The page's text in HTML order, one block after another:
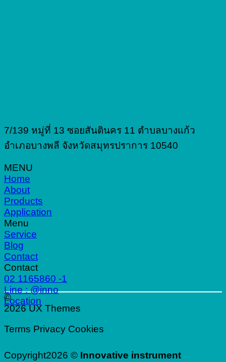
7/139 หมู่ที่ 13 ซอยสันตินคร 11 ตำบลบางแก้ว
อำเภอบางพลี จังหวัดสมุทรปราการ 10540
MENU
Home
About
Products
Application
Menu
Service
Blog
Contact
Contact
02 1165860 -1
Line : @inno
Location
©
2026 UX Themes
Terms Privacy Cookies
Copyright2026 © Innovative instrument